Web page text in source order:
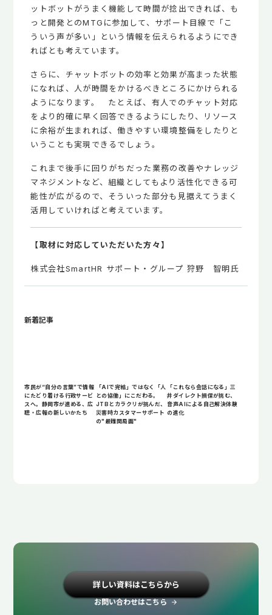
ットボットがうまく機能して時間が捻出できれば、も
っと開発とのMTGに参加して、サポート目線で「こ
ういう声が多い」という情報を伝えられるようにでき
ればとも考えています。
さらに、チャットボットの効率と効果が高まった状態
になれば、人が時間をかけるべきところにかけられる
ようになります。 たとえば、有人でのチャット対応
をより的確に早く回答できるようにしたり、リソース
に余裕が生まれれば、働きやすい環境整備をしたりと
いうことも実現できるでしょう。
これまで後手に回りがちだった業務の改善やナレッジ
マネジメントなど、組織としてもより活性化できる可
能性が広がるので、そういった部分も見据えてうまく
活用していければと考えています。
【取材に対応していただいた方々】
株式会社SmartHR サポート・グループ 狩野 智明氏
新着記事
市民が“自分の言葉”で情報
にたどり着ける行政サービ
スへ。静岡市が進める、広
聴・広報の新しいかたち
「AIで完結」ではなく「人
との協働」にこだわる。
JTBとカラクリが挑んだ、
災害時カスタマーサポート
の"最難関局面"
「これなら会話になる」三
井ダイレクト損保が挑む、
音声AIによる自己解決体験
の進化
詳しい資料はこちらから
お問い合わせはこちら arrow_forward